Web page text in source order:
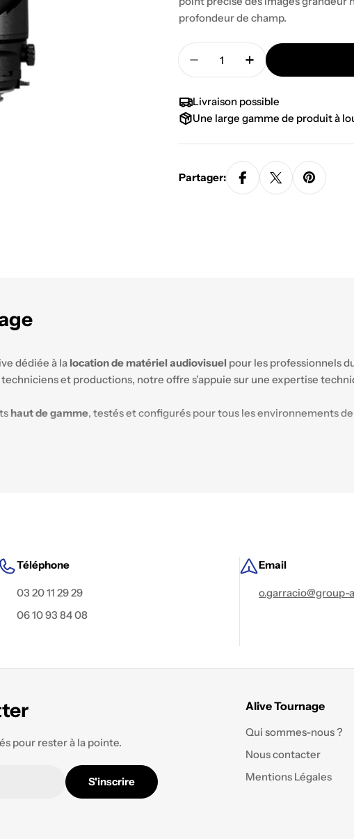
profondeur de champ.
Quantité
Diminuer la quantité pour
Augmenter la
Livraison possible
Une large gamme de produit à
Partager:
dédiée à la location de matériel audiovisuel pour les professionnels
et productions, notre offre s’appuie sur une expertise
haut de gamme, testés et configurés pour tous les environnements
Téléphone
03 20 11 29 29
06 10 93 84 08
Email
o.garracio@group-
pour rester à la pointe.
S'inscrire
Alive Tournage
Qui sommes-nous ?
Nous contacter
Mentions Légales